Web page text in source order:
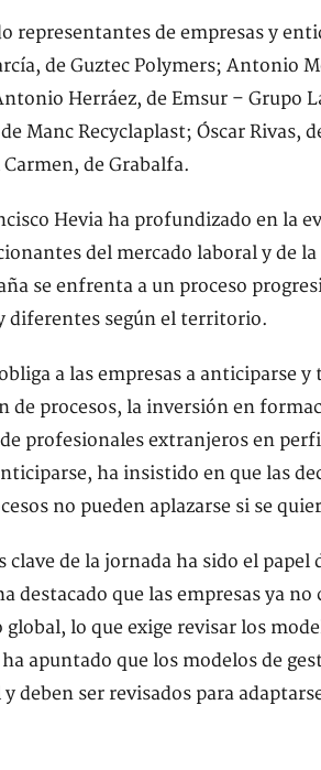
representantes de empresas y
de Guztec Polymers; Antonio
Herráez, de Emsur – Grupo
Manc Recyclaplast; Óscar Rivas,
de Grabalfa.
Hevia ha profundizado en la
del mercado laboral y de
se enfrenta a un proceso
diferentes según el territorio.
a las empresas a anticiparse
de procesos, la inversión en
profesionales extranjeros en
ha insistido en que las
no pueden aplazarse si se
clave de la jornada ha sido el
destacado que las empresas ya
global, lo que exige revisar los
apuntado que los modelos de
deben ser revisados para